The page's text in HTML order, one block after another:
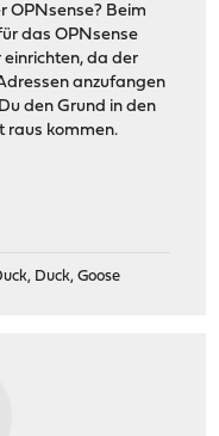
OPNsense? Beim
das OPNsense
einrichten, da der
anzufangen
den Grund in den
raus kommen.
Duck, Goose